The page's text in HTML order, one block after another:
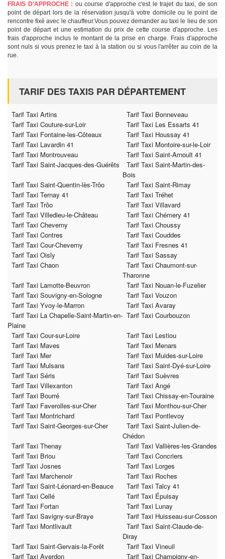
FRAIS D'APPROCHE : ou course d'approche c'est le trajet du taxi, de son
point de départ lors de la réservation jusqu'à votre domicile ou le point de
rencontre fixé avec le chauffeur.Vous pouvez demander au taxi le lieu de son
point de départ et une estimation du prix de cette course d'approche. Les
frais d'approche inclus le montant de la prise en charge. Frais d'approche
sont nuls si vous prenez le taxi à la station ou si vous l'arrêter au coin de la
rue.
TARIF DES TAXIS PAR DÉPARTEMENT
Tarif Taxi Artins
Tarif Taxi Bonneveau
Tarif Taxi Couture-sur-Loir
Tarif Taxi Les Essarts 41
Tarif Taxi Fontaine-les-Côteaux
Tarif Taxi Houssay 41
Tarif Taxi Lavardin 41
Tarif Taxi Montoire-sur-le-Loir
Tarif Taxi Montrouveau
Tarif Taxi Saint-Arnoult 41
Tarif Taxi Saint-Jacques-des-Guérêts
Tarif Taxi Saint-Martin-des-
Bois
Tarif Taxi Saint-Quentin-lès-Trôo
Tarif Taxi Saint-Rimay
Tarif Taxi Ternay 41
Tarif Taxi Tréhet
Tarif Taxi Trôo
Tarif Taxi Villavard
Tarif Taxi Villedieu-le-Château
Tarif Taxi Chémery 41
Tarif Taxi Cheverny
Tarif Taxi Choussy
Tarif Taxi Contres
Tarif Taxi Couddes
Tarif Taxi Cour-Cheverny
Tarif Taxi Fresnes 41
Tarif Taxi Oisly
Tarif Taxi Sassay
Tarif Taxi Chaon
Tarif Taxi Chaumont-sur-
Tharonne
Tarif Taxi Lamotte-Beuvron
Tarif Taxi Nouan-le-Fuzelier
Tarif Taxi Souvigny-en-Sologne
Tarif Taxi Vouzon
Tarif Taxi Yvoy-le-Marron
Tarif Taxi Avaray
Tarif Taxi La Chapelle-Saint-Martin-en-
Plaine
Tarif Taxi Courbouzon
Tarif Taxi Cour-sur-Loire
Tarif Taxi Lestiou
Tarif Taxi Maves
Tarif Taxi Menars
Tarif Taxi Mer
Tarif Taxi Muides-sur-Loire
Tarif Taxi Mulsans
Tarif Taxi Saint-Dyé-sur-Loire
Tarif Taxi Séris
Tarif Taxi Suèvres
Tarif Taxi Villexanton
Tarif Taxi Angé
Tarif Taxi Bourré
Tarif Taxi Chissay-en-Touraine
Tarif Taxi Faverolles-sur-Cher
Tarif Taxi Monthou-sur-Cher
Tarif Taxi Montrichard
Tarif Taxi Pontlevoy
Tarif Taxi Saint-Georges-sur-Cher
Tarif Taxi Saint-Julien-de-
Chédon
Tarif Taxi Thenay
Tarif Taxi Vallières-les-Grandes
Tarif Taxi Briou
Tarif Taxi Concriers
Tarif Taxi Josnes
Tarif Taxi Lorges
Tarif Taxi Marchenoir
Tarif Taxi Roches
Tarif Taxi Saint-Léonard-en-Beauce
Tarif Taxi Talcy 41
Tarif Taxi Cellé
Tarif Taxi Épuisay
Tarif Taxi Fortan
Tarif Taxi Lunay
Tarif Taxi Savigny-sur-Braye
Tarif Taxi Huisseau-sur-Cosson
Tarif Taxi Montlivault
Tarif Taxi Saint-Claude-de-
Diray
Tarif Taxi Saint-Gervais-la-Forêt
Tarif Taxi Vineuil
Tarif Taxi Averdon
Tarif Taxi Champigny-en-